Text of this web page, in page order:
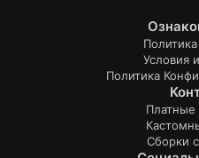
Политика
Условия
Политика
Платные
Сборки